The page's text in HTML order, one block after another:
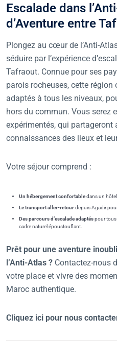
Escalade dans
d’Aventure entre
Plongez au cœur de l’Anti-
séduire par l’expérience
Tafraout. Connue pour ses
parois rocheuses, cette
adaptés à tous les niveaux,
hors du commun. Vous serez
expérimentés, qui partageront
connaissances des lieux et
Votre séjour comprend :
Un hébergement confortabledans un
Le transport aller-retourdepuis Agadir
Des parcours d’escalade adaptéspour tous
cadre naturel époustouflant.
Prêt pour une aventure
l’Anti-Atlas ? Contactez-nous
votre place et vivre des
Maroc authentique.
Cliquez ici pour nous